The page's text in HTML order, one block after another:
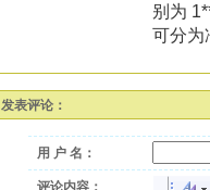
别为
可分
发表评论：
用 户 名：
评论内容：